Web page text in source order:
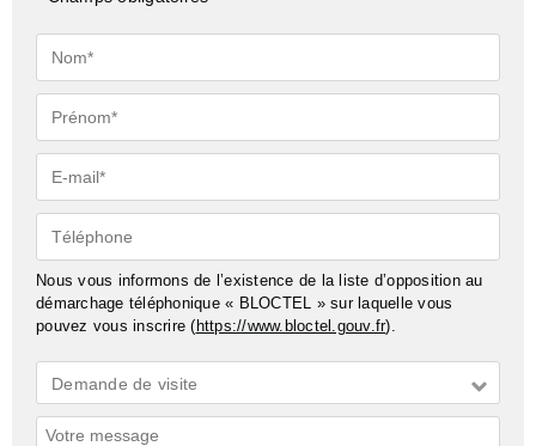
Nom*
Prénom*
E-
mail*
Téléphone
Nous vous informons de l’existence de la liste d’opposition au
démarchage téléphonique « BLOCTEL » sur laquelle vous
pouvez vous inscrire ( https://www.bloctel.gouv.fr).
Demande
*
Demande de visite
Commentaires